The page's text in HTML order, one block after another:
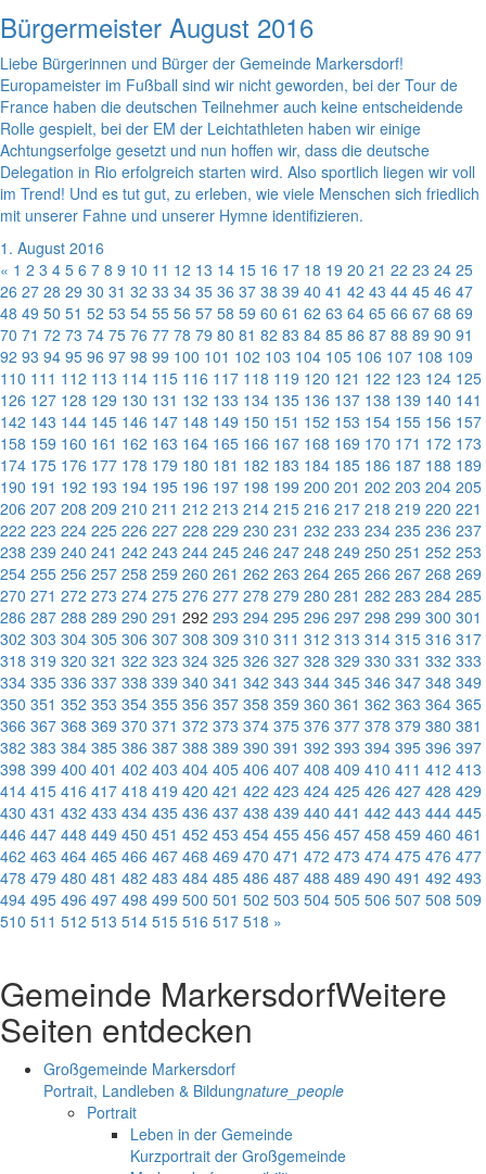
Bürgermeister August 2016
Liebe Bürgerinnen und Bürger der Gemeinde Markersdorf!
Europameister im Fußball sind wir nicht geworden, bei der Tour de
France haben die deutschen Teilnehmer auch keine entscheidende
Rolle gespielt, bei der EM der Leichtathleten haben wir einige
Achtungserfolge gesetzt und nun hoffen wir, dass die deutsche
Delegation in Rio erfolgreich starten wird. Also sportlich liegen wir voll
im Trend! Und es tut gut, zu erleben, wie viele Menschen sich friedlich
mit unserer Fahne und unserer Hymne identifizieren.
1. August 2016
« 1 2 3 4 5 6 7 8 9 10 11 12 13 14 15 16 17 18 19 20 21 22 23 24 25
26 27 28 29 30 31 32 33 34 35 36 37 38 39 40 41 42 43 44 45 46 47
48 49 50 51 52 53 54 55 56 57 58 59 60 61 62 63 64 65 66 67 68 69
70 71 72 73 74 75 76 77 78 79 80 81 82 83 84 85 86 87 88 89 90 91
92 93 94 95 96 97 98 99 100 101 102 103 104 105 106 107 108 109
110 111 112 113 114 115 116 117 118 119 120 121 122 123 124 125
126 127 128 129 130 131 132 133 134 135 136 137 138 139 140 141
142 143 144 145 146 147 148 149 150 151 152 153 154 155 156 157
158 159 160 161 162 163 164 165 166 167 168 169 170 171 172 173
174 175 176 177 178 179 180 181 182 183 184 185 186 187 188 189
190 191 192 193 194 195 196 197 198 199 200 201 202 203 204 205
206 207 208 209 210 211 212 213 214 215 216 217 218 219 220 221
222 223 224 225 226 227 228 229 230 231 232 233 234 235 236 237
238 239 240 241 242 243 244 245 246 247 248 249 250 251 252 253
254 255 256 257 258 259 260 261 262 263 264 265 266 267 268 269
270 271 272 273 274 275 276 277 278 279 280 281 282 283 284 285
286 287 288 289 290 291 292 293 294 295 296 297 298 299 300 301
302 303 304 305 306 307 308 309 310 311 312 313 314 315 316 317
318 319 320 321 322 323 324 325 326 327 328 329 330 331 332 333
334 335 336 337 338 339 340 341 342 343 344 345 346 347 348 349
350 351 352 353 354 355 356 357 358 359 360 361 362 363 364 365
366 367 368 369 370 371 372 373 374 375 376 377 378 379 380 381
382 383 384 385 386 387 388 389 390 391 392 393 394 395 396 397
398 399 400 401 402 403 404 405 406 407 408 409 410 411 412 413
414 415 416 417 418 419 420 421 422 423 424 425 426 427 428 429
430 431 432 433 434 435 436 437 438 439 440 441 442 443 444 445
446 447 448 449 450 451 452 453 454 455 456 457 458 459 460 461
462 463 464 465 466 467 468 469 470 471 472 473 474 475 476 477
478 479 480 481 482 483 484 485 486 487 488 489 490 491 492 493
494 495 496 497 498 499 500 501 502 503 504 505 506 507 508 509
510 511 512 513 514 515 516 517 518 »
Gemeinde MarkersdorfWeitere
Seiten entdecken
Großgemeinde Markersdorf
Portrait, Landleben & Bildungnature_people
Portrait
Leben in der Gemeinde
Kurzportrait der Großgemeinde